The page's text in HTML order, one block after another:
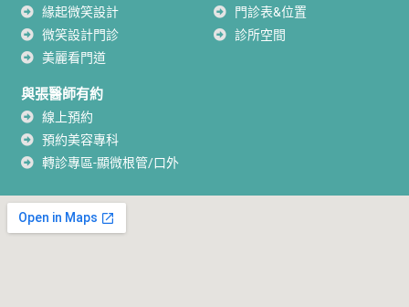
緣起微笑設計
微笑設計門診
美麗看門道
門診表&位置
診所空間
與張醫師有約
線上預約
預約美容專科
轉診專區-顯微根管/口外